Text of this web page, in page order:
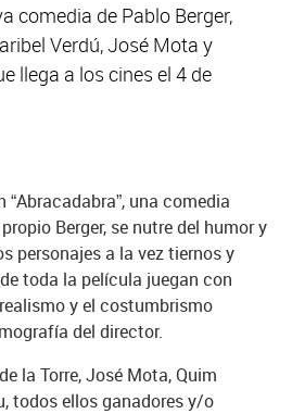
comedia de Pablo Berger,
Verdú, José Mota y
llega a los cines el 4 de
una comedia
Berger, se nutre del humor y
personajes a la vez tiernos y
toda la película juegan con
y el costumbrismo
del director.
la Torre, José Mota, Quim
todos ellos ganadores y/o